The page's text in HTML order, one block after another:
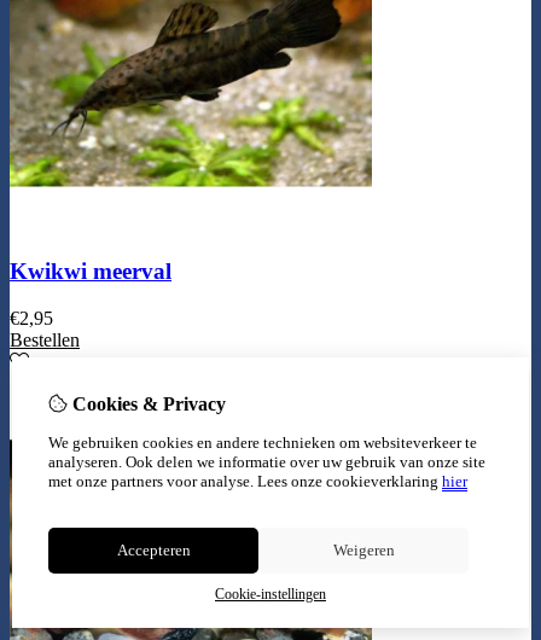
Kwikwi meerval
€2,95
Bestellen
Cookies & Privacy
We gebruiken cookies en andere technieken om websiteverkeer te
analyseren. Ook delen we informatie over uw gebruik van onze site
met onze partners voor analyse. Lees onze cookieverklaring hier
Accepteren Weigeren
Cookie-instellingen